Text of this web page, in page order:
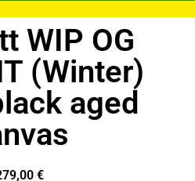
WIP OG
(Winter)
aged
€